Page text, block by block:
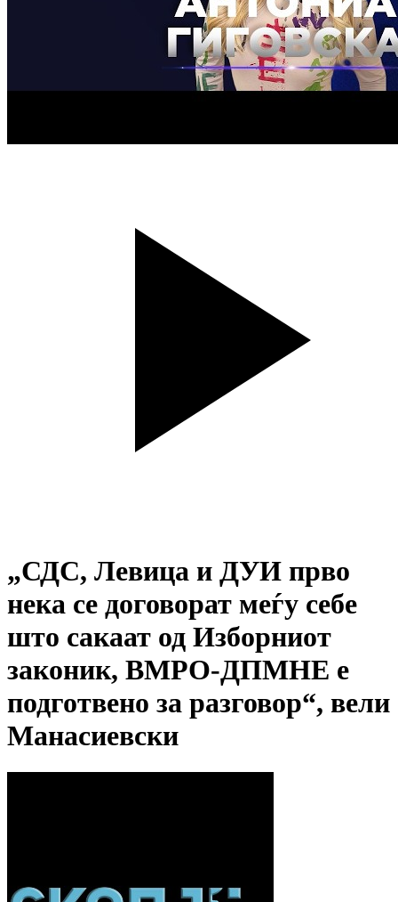
„СДС, Левица и ДУИ прво
нека се договорат меѓу себе
што сакаат од Изборниот
законик, ВМРО-ДПМНЕ е
подготвено за разговор“, вели
Манасиевски